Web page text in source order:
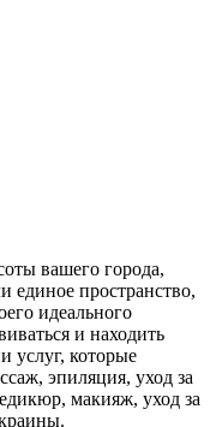
вашего города,
единое пространство,
идеального
и находить
услуг, которые
эпиляция, уход за
макияж, уход за